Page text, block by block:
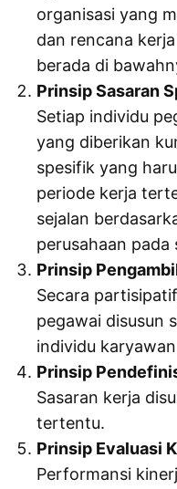
organisasi yang
dan rencana
berada di
Prinsip Sasaran
Setiap individu
yang diberikan
spesifik yang
periode kerja
sejalan
perusahaan
Prinsip
Secara
pegawai disusun
individu
Prinsip
Sasaran kerja
tertentu.
Prinsip Evaluasi
Performansi